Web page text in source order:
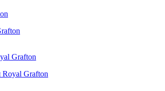
Royal Grafton